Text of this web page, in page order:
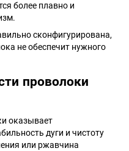
более плавно и
сконфигурирована,
не обеспечит нужного
проволоки
оказывает
дуги и чистоту
или ржавчина